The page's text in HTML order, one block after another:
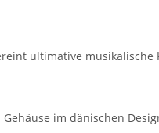
ultimative
im dänischen